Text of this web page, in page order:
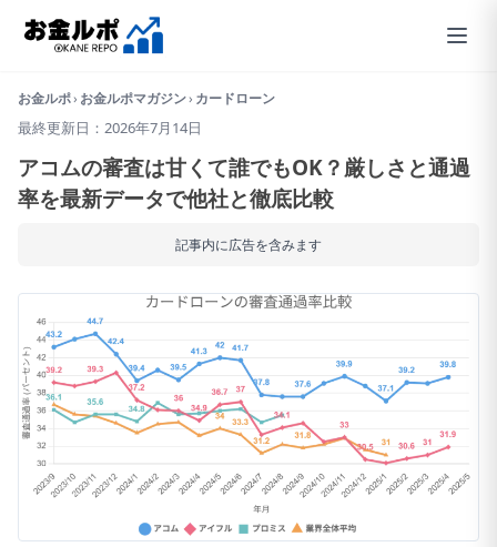
お金ルポ› お金ルポマガジン› カードローン
最終更新日：2026年7月14日
アコムの審査は甘くて誰でもOK？厳しさと通過
率を最新データで他社と徹底比較
記事内に広告を含みます